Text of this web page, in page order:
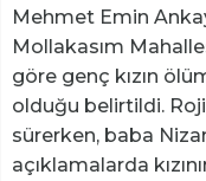
Mehmet Emin
Mollakasım
göre genç kızın
olduğu belirtildi.
sürerken, baba
açıklamalarda